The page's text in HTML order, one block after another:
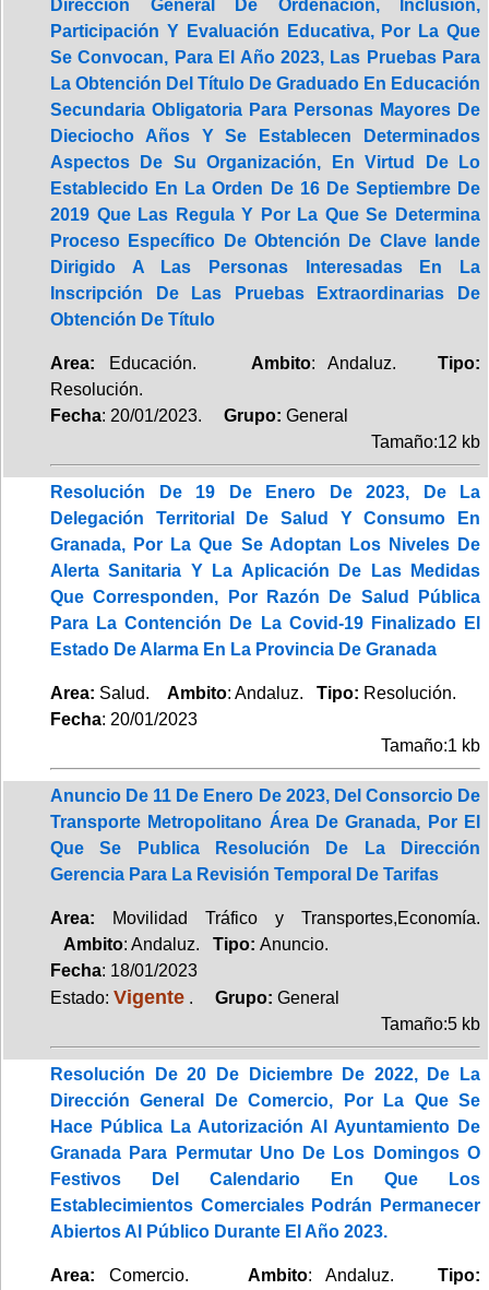
Dirección General De Ordenación, Inclusión,
Participación Y Evaluación Educativa, Por La Que
Se Convocan, Para El Año 2023, Las Pruebas Para
La Obtención Del Título De Graduado En Educación
Secundaria Obligatoria Para Personas Mayores De
Dieciocho Años Y Se Establecen Determinados
Aspectos De Su Organización, En Virtud De Lo
Establecido En La Orden De 16 De Septiembre De
2019 Que Las Regula Y Por La Que Se Determina
Proceso Específico De Obtención De Clave Iande
Dirigido A Las Personas Interesadas En La
Inscripción De Las Pruebas Extraordinarias De
Obtención De Título
Area: Educación. Ambito: Andaluz.Tipo:
Resolución.
Fecha: 20/01/2023. Grupo: General
Tamaño:12 kb
Resolución De 19 De Enero De 2023, De La
Delegación Territorial De Salud Y Consumo En
Granada, Por La Que Se Adoptan Los Niveles De
Alerta Sanitaria Y La Aplicación De Las Medidas
Que Corresponden, Por Razón De Salud Pública
Para La Contención De La Covid-19 Finalizado El
Estado De Alarma En La Provincia De Granada
Area: Salud. Ambito: Andaluz. Tipo: Resolución.
Fecha: 20/01/2023
Tamaño:1 kb
Anuncio De 11 De Enero De 2023, Del Consorcio De
Transporte Metropolitano Área De Granada, Por El
Que Se Publica Resolución De La Dirección
Gerencia Para La Revisión Temporal De Tarifas
Area: Movilidad Tráfico y Transportes,Economía.
Ambito: Andaluz. Tipo: Anuncio.
Fecha: 18/01/2023
Estado: Vigente . Grupo: General
Tamaño:5 kb
Resolución De 20 De Diciembre De 2022, De La
Dirección General De Comercio, Por La Que Se
Hace Pública La Autorización Al Ayuntamiento De
Granada Para Permutar Uno De Los Domingos O
Festivos Del Calendario En Que Los
Establecimientos Comerciales Podrán Permanecer
Abiertos Al Público Durante El Año 2023.
Area: Comercio. Ambito: Andaluz.Tipo: